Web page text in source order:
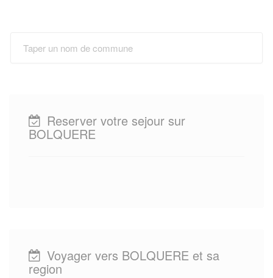
Reserver votre sejour sur
BOLQUERE
Voyager vers BOLQUERE et sa
region